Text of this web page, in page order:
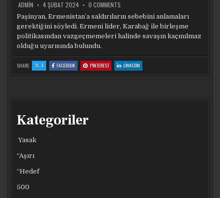
ADMIN 4 ŞUBAT 2024 0 COMMENTS
BAŞBAKANI
PAŞINYAN:
BAĞIMSIZLIK
BILDIRGEMIZ
SAVAŞ
Paşinyan, Ermenistan’a saldırıların sebebini anlamaları
gerektiğini söyledi. Ermeni lider, Karabağ ile birleşme
politikasından vazgeçmemeleri halinde savaşın kaçınılmaz
olduğu uyarısında bulundu.
SHARE: X:
ERMENISTAN
BAŞBAKANI
ÇIKARACAK
FACEBOOK:
ERMENISTAN
BAŞBAKANI
ÇIKARACAK
PINTEREST:
ERMENISTAN
BAŞBAKANI
ÇIKARACAK
LINKEDIN
ERMENISTAN
BAŞBAKANI
ÇIKARACAK
Kategoriler
Yasak
“Aşırı
“Hedef
500